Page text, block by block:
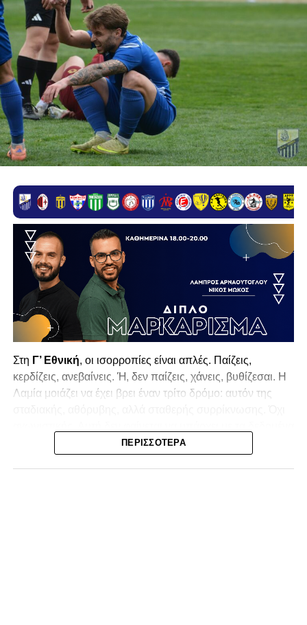
Στη Γ’ Εθνική, οι ισορροπίες είναι απλές. Παίζεις,
κερδίζεις, ανεβαίνεις. Ή, δεν παίζεις, χάνεις, βυθίζεσαι. Η
Λαμία μοιάζει να έχει βρει έναν τρίτο δρόμο: αυτόν της
της κατηγορίας. Της συρρίκνωσης της ίδιας της
ΠΕΡΙΣΣΌΤΕΡΑ